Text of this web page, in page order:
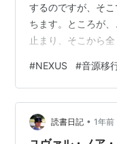
するのですが、そ
ちます。ところが
止まり、そこから
易的な作曲ができ
に音源や動画素材
間も作ろうという
にコピーできるの
のです。上述のよ
#NEXUS #音源移
読書日記 • 1年前